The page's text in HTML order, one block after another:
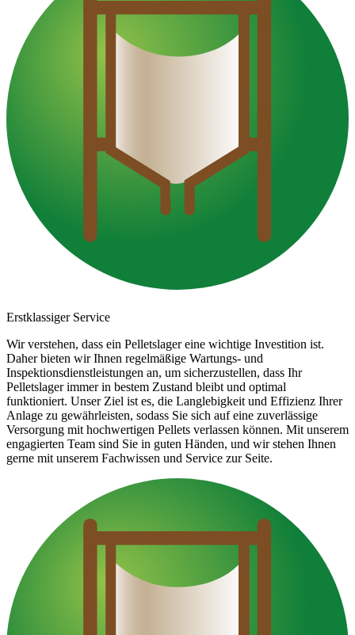
Erstklassiger Service
Wir verstehen, dass ein Pelletslager eine wichtige Investition ist.
Daher bieten wir Ihnen regelmäßige Wartungs- und
Inspektionsdienstleistungen an, um sicherzustellen, dass Ihr
Pelletslager immer in bestem Zustand bleibt und optimal
funktioniert. Unser Ziel ist es, die Langlebigkeit und Effizienz Ihrer
Anlage zu gewährleisten, sodass Sie sich auf eine zuverlässige
Versorgung mit hochwertigen Pellets verlassen können. Mit unserem
engagierten Team sind Sie in guten Händen, und wir stehen Ihnen
gerne mit unserem Fachwissen und Service zur Seite.